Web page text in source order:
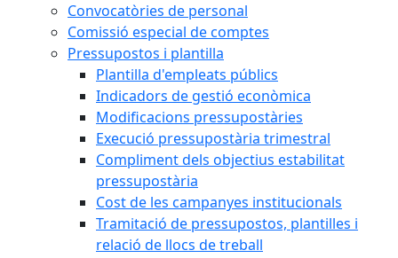
Convocatòries de personal
Comissió especial de comptes
Pressupostos i plantilla
Plantilla d'empleats públics
Indicadors de gestió econòmica
Modificacions pressupostàries
Execució pressupostària trimestral
Compliment dels objectius estabilitat
pressupostària
Cost de les campanyes institucionals
Tramitació de pressupostos, plantilles i
relació de llocs de treball